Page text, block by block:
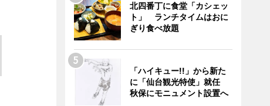
北四番丁に食堂「カシェッ
ト」 ランチタイムはおに
ぎり食べ放題
「ハイキュー!!」から新た
に「仙台観光特使」就任
秋保にモニュメント設置へ